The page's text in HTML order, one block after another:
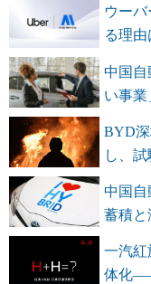
ウー
る理
中国自
い事
BYD
し、
中国
蓄積と
一汽紅
体化